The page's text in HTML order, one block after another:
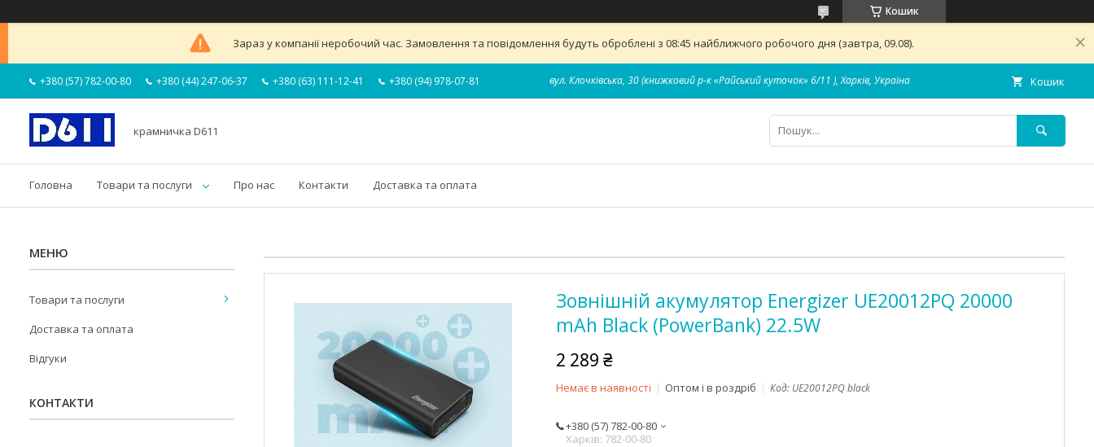
Кошик
Зараз у компанії неробочий час. Замовлення та повідомлення будуть оброблені з 08:45 найближчого робочого дня (завтра, 09.08).
+380 (57) 782-00-80 +380 (44) 247-06-37 +380 (63) 111-12-41 +380 (94) 978-07-81 вул. Клочківська, 30 (книжковий р-к «Райський куточок» 6/11 ), Харків, Україна Кошик
крамничка D611
Головна Товари та послуги Про нас Контакти Доставка та оплата
Зовнішній акумулятор Energizer UE20012PQ 20000
mAh Black (PowerBank) 22.5W
2 289 ₴
Немає в наявності Оптом і в роздріб Код: UE20012PQ black
+380 (57) 782-00-80
Харків: 782-00-80
Товари та послуги
Доставка та оплата
Відгуки
КОНТАКТИ